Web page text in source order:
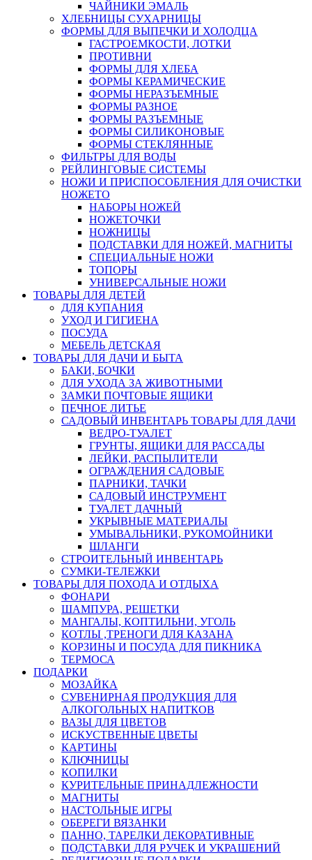
ЧАЙНИКИ ЭМАЛЬ
ХЛЕБНИЦЫ СУХАРНИЦЫ
ФОРМЫ ДЛЯ ВЫПЕЧКИ И ХОЛОДЦА
ГАСТРОЕМКОСТИ, ЛОТКИ
ПРОТИВНИ
ФОРМЫ ДЛЯ ХЛЕБА
ФОРМЫ КЕРАМИЧЕСКИЕ
ФОРМЫ НЕРАЗЪЕМНЫЕ
ФОРМЫ РАЗНОЕ
ФОРМЫ РАЗЪЕМНЫЕ
ФОРМЫ СИЛИКОНОВЫЕ
ФОРМЫ СТЕКЛЯННЫЕ
ФИЛЬТРЫ ДЛЯ ВОДЫ
РЕЙЛИНГОВЫЕ СИСТЕМЫ
НОЖИ И ПРИСПОСОБЛЕНИЯ ДЛЯ ОЧИСТКИ
НОЖЕТО
НАБОРЫ НОЖЕЙ
НОЖЕТОЧКИ
НОЖНИЦЫ
ПОДСТАВКИ ДЛЯ НОЖЕЙ, МАГНИТЫ
СПЕЦИАЛЬНЫЕ НОЖИ
ТОПОРЫ
УНИВЕРСАЛЬНЫЕ НОЖИ
ТОВАРЫ ДЛЯ ДЕТЕЙ
ДЛЯ КУПАНИЯ
УХОД И ГИГИЕНА
ПОСУДА
МЕБЕЛЬ ДЕТСКАЯ
ТОВАРЫ ДЛЯ ДАЧИ И БЫТА
БАКИ, БОЧКИ
ДЛЯ УХОДА ЗА ЖИВОТНЫМИ
ЗАМКИ ПОЧТОВЫЕ ЯЩИКИ
ПЕЧНОЕ ЛИТЬЕ
САДОВЫЙ ИНВЕНТАРЬ ТОВАРЫ ДЛЯ ДАЧИ
ВЕДРО-ТУАЛЕТ
ГРУНТЫ, ЯЩИКИ ДЛЯ РАССАДЫ
ЛЕЙКИ, РАСПЫЛИТЕЛИ
ОГРАЖДЕНИЯ САДОВЫЕ
ПАРНИКИ, ТАЧКИ
САДОВЫЙ ИНСТРУМЕНТ
ТУАЛЕТ ДАЧНЫЙ
УКРЫВНЫЕ МАТЕРИАЛЫ
УМЫВАЛЬНИКИ, РУКОМОЙНИКИ
ШЛАНГИ
СТРОИТЕЛЬНЫЙ ИНВЕНТАРЬ
СУМКИ-ТЕЛЕЖКИ
ТОВАРЫ ДЛЯ ПОХОДА И ОТДЫХА
ФОНАРИ
ШАМПУРА, РЕШЕТКИ
МАНГАЛЫ, КОПТИЛЬНИ, УГОЛЬ
КОТЛЫ ,ТРЕНОГИ ДЛЯ КАЗАНА
КОРЗИНЫ И ПОСУДА ДЛЯ ПИКНИКА
ТЕРМОСА
ПОДАРКИ
МОЗАЙКА
СУВЕНИРНАЯ ПРОДУКЦИЯ ДЛЯ
АЛКОГОЛЬНЫХ НАПИТКОВ
ВАЗЫ ДЛЯ ЦВЕТОВ
ИСКУСТВЕННЫЕ ЦВЕТЫ
КАРТИНЫ
КЛЮЧНИЦЫ
КОПИЛКИ
КУРИТЕЛЬНЫЕ ПРИНАДЛЕЖНОСТИ
МАГНИТЫ
НАСТОЛЬНЫЕ ИГРЫ
ОБЕРЕГИ ВЯЗАНКИ
ПАННО, ТАРЕЛКИ ДЕКОРАТИВНЫЕ
ПОДСТАВКИ ДЛЯ РУЧЕК И УКРАШЕНИЙ